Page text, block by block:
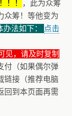
！！
，此为众筹
众筹！等他变为
法如下：
点击
见，请及时复制
付（如果偶尔弹
链接（推荐电脑
回到本页面再需
亡！《了解宇宙